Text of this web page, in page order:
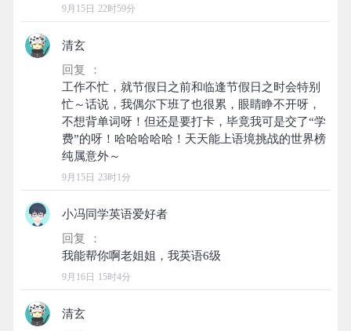
9月15日 22时59分
清玄
回复 ：
工作不忙，就节假日之前和临逢节假日之时会特别
忙～话说，我偶尔下班了也很累，眼睛睁不开呀，
不想背单词呀！但还是要打卡，毕竟我可是交了“学
费”的呀！哈哈哈哈哈！天天能上语境挑战的世界榜
9月15日 23时1分
小冯同学英语爱好者
回复 ：
9月16日 15时4分
清玄